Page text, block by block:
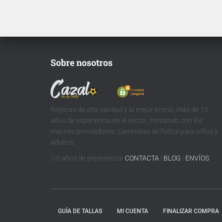
Sobre nosotros
Replicas de alta calidad y al mejor precio, más de 10
años de experiencia en el sector, contando con los
mejores proveedores. Camisetas de fútbol para niños y
adultos.
¡10 años de experiencia! CONTACTA | BLOG | ENVÍOS
GUÍA DE TALLAS MI CUENTA FINALIZAR COMPRA